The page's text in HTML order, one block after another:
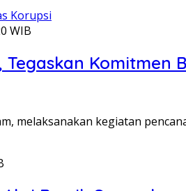
WIB
Komitmen
melaksanakan kegiatan